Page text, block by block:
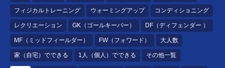
フィジカルトレーニング ウォーミングアップ コンディショニング
レクリエーション GK（ゴールキーパー） DF（ディフェンダー ）
MF（ミッドフィールダー） FW（フォワード） 大人数
家（自宅）でできる 1人（個人）でできる その他一覧